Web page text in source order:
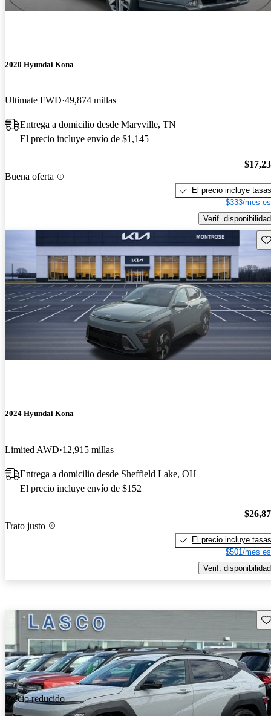
2020 Hyundai Kona
Ultimate FWD 49,874 millas
Entrega a domicilio desde Maryville, TN
El precio incluye envío de $1,145
Buena oferta
El precio incluye tasas
$333/mes
Verif. disponibilidad
2024 Hyundai Kona
Limited AWD 12,915 millas
Entrega a domicilio desde Sheffield Lake, OH
El precio incluye envío de $152
Trato justo
El precio incluye tasas
$501/mes
Verif. disponibilidad
Precio reducido